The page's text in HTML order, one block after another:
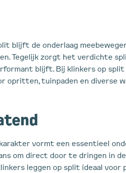
blijft de onderlaag
Tegelijk zorgt het verdichte
blijft. Bij klinkers op
opritten, tuinpaden en diverse
vormt een essentieel
om direct door te dringen in
leggen op split ideaal